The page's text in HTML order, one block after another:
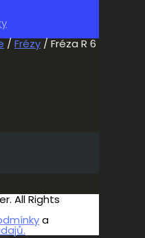
/ Frézy / Fréza R 6
All Rights
a